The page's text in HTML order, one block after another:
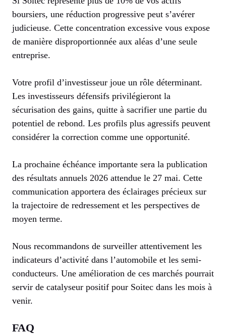
boursiers, une réduction progressive peut s’avérer
judicieuse. Cette concentration excessive vous expose
de manière disproportionnée aux aléas d’une seule
entreprise.
Votre profil d’investisseur joue un rôle déterminant.
Les investisseurs défensifs privilégieront la
sécurisation des gains, quitte à sacrifier une partie du
potentiel de rebond. Les profils plus agressifs peuvent
considérer la correction comme une opportunité.
La prochaine échéance importante sera la publication
des résultats annuels 2026 attendue le 27 mai. Cette
communication apportera des éclairages précieux sur
la trajectoire de redressement et les perspectives de
moyen terme.
Nous recommandons de surveiller attentivement les
indicateurs d’activité dans l’automobile et les semi-
conducteurs. Une amélioration de ces marchés pourrait
servir de catalyseur positif pour Soitec dans les mois à
venir.
FAQ